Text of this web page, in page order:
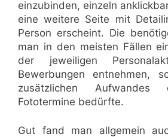
einzubinden, einzeln
eine weitere Seite mit
Person erscheint. Die
man in den meisten Fällen
der jeweiligen
Bewerbungen entnehmen,
zusätzlichen Aufwandes
Fototermine bedürfte.
Gut fand man allgemein